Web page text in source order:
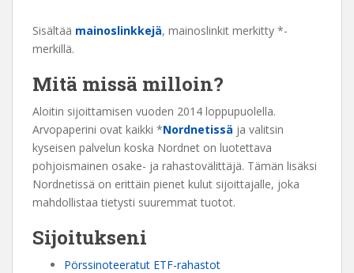
Sisältää mainoslinkkejä, mainoslinkit merkitty *-
merkillä.
Mitä missä milloin?
Aloitin sijoittamisen vuoden 2014 loppupuolella.
Arvopaperini ovat kaikki *Nordnetissä ja valitsin
kyseisen palvelun koska Nordnet on luotettava
pohjoismainen osake- ja rahastovälittäjä. Tämän lisäksi
Nordnetissä on erittäin pienet kulut sijoittajalle, joka
mahdollistaa tietysti suuremmat tuotot.
Sijoitukseni
Pörssinoteeratut ETF-rahastot